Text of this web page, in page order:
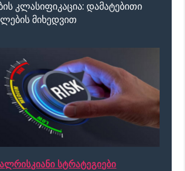
კლასიფიკაცია: დამატებითი
მიხედვით
სტრატეგიები